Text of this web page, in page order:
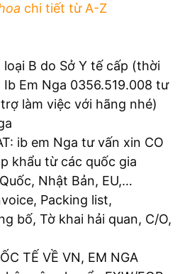
chi tiết từ A-Z
B do Sở Y tế cấp (thời
Em Nga 0356.519.008 tư
làm việc với hãng nhé)
ib em Nga tư vấn xin CO
khẩu từ các quốc gia
Nhật Bản, EU,…
Packing list,
bố, Tờ khai hải quan, C/O,
TẾ VỀ VN, EM NGA